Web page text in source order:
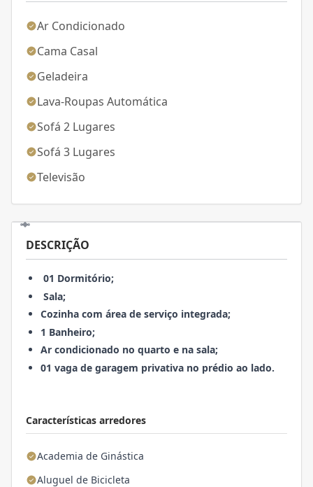
Ar Condicionado
Cama Casal
Geladeira
Lava-Roupas Automática
Sofá 2 Lugares
Sofá 3 Lugares
Televisão
Características arredores
Academia de Ginástica
Aluguel de Bicicleta
DESCRIÇÃO
01 Dormitório;
Sala;
Cozinha com área de serviço integrada;
1 Banheiro;
Ar condicionado no quarto e na sala;
01 vaga de garagem privativa no prédio ao lado.